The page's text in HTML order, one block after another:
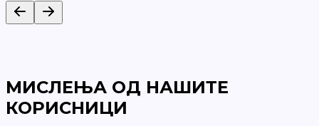
МИСЛЕЊА ОД НАШИТЕ
КОРИСНИЦИ